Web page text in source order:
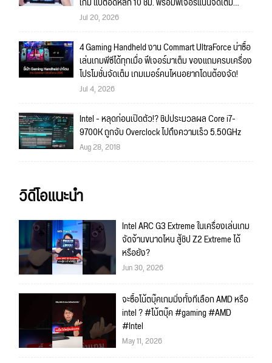
ถึงใจ!!
Jul 20, 2026
4 Gaming Handheld งาน Commart UltraForce น่าซื้อ
เล่นเกมพีซีได้ทุกเมื่อ ฟีเจอร์มาเต็ม ของแถมครบเครื่อง
โปรโมชั่นจัดเต็ม เกมเมอร์คนไหนอยากโดนต้องจัด!
Jul 4, 2026
Intel - หลุดก่อนเปิดตัว!? ชิปประมวลผล Core i7-
9700K ถูกจับ Overclock ไปถึงความเร็ว 5.50GHz
Aug 28, 2018
วิดีโอแนะนำ
Intel ARC G3 Extreme ในเครื่องเล่นเกม
จัดจ้านขนาดไหน สู้ชิป Z2 Extreme ได้
หรือยัง?
Jun 30, 2026
จะซื้อโน้ตบุ๊คเกมมิ่งทั้งทีเลือก AMD หรือ
intel ? #โน้ตบุ๊ค #gaming #AMD
#Intel
May 11, 2026